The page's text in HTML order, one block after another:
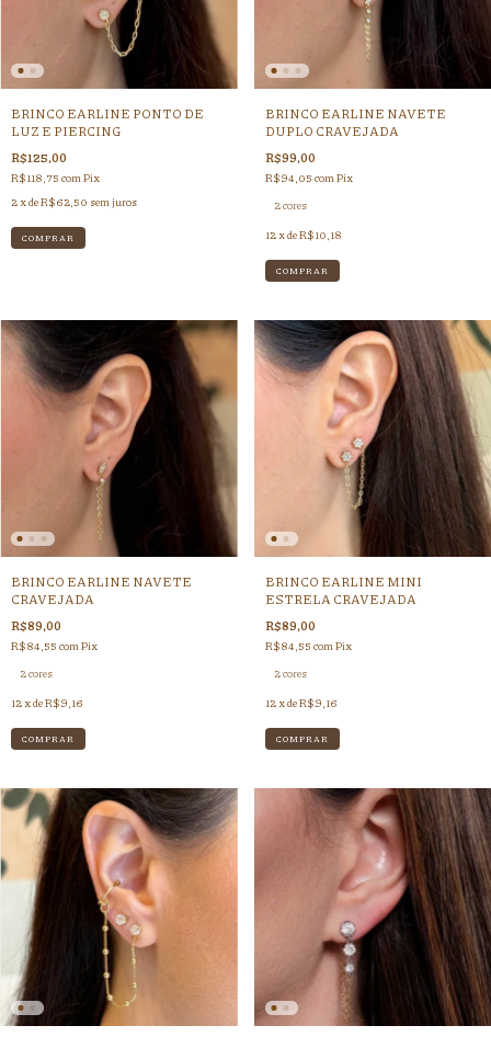
BRINCO EARLINE PONTO DE
LUZ E PIERCING
R$125,00
R$118,75 com Pix
2 x deR$62,50 sem juros
BRINCO EARLINE NAVETE
DUPLO CRAVEJADA
R$99,00
R$94,05 com Pix
2 cores
12 x deR$10,18
COMPRAR
BRINCO EARLINE NAVETE
CRAVEJADA
R$89,00
R$84,55 comPix
2 cores
12 x deR$9,16
COMPRAR
BRINCO EARLINE MINI
ESTRELA CRAVEJADA
R$89,00
R$84,55 comPix
2 cores
12 x deR$9,16
COMPRAR